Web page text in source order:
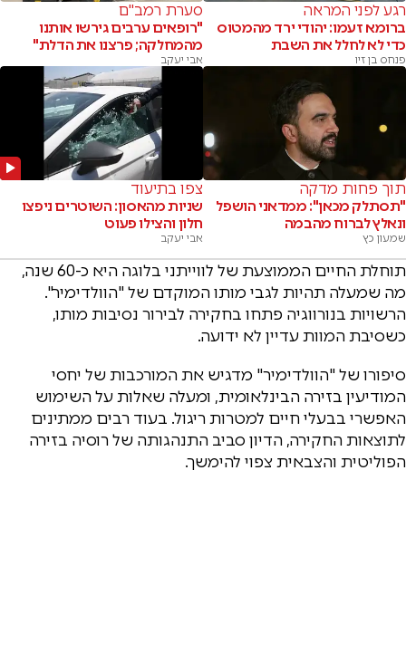
רגע לפני המראה
ברומא זעמו: יהודי ירד מהמטוס
כדי לא לחלל את השבת
פנחס בן זיו
סערת רמב"ם
"רופאים ערבים גירשו אותנו
מהמחלקה; פרצנו את הדלת"
אבי יעקב
תוך פחות מדקה
"תסתלק מכאן": ממדאני הושפל
ונאלץ לברוח מהבמה
שמעון כץ
צפו בתיעוד
שניות מהאסון: השוטרים ניפצו
חלון והצילו פעוט
אבי יעקב
תוחלת החיים הממוצעת של לווייתני בלוגה היא כ-60 שנה,
מה שמעלה תהיות לגבי מותו המוקדם של "הוולדימיר".
הרשויות בנורווגיה פתחו בחקירה לבירור נסיבות מותו,
כשסיבת המוות עדיין לא ידועה.
סיפורו של "הוולדימיר" מדגיש את המורכבות של יחסי
המודיעין בזירה הבינלאומית, ומעלה שאלות על השימוש
האפשרי בבעלי חיים למטרות ריגול. בעוד רבים ממתינים
לתוצאות החקירה, הדיון סביב התנהגותה של רוסיה בזירה
הפוליטית והצבאית צפוי להימשך.